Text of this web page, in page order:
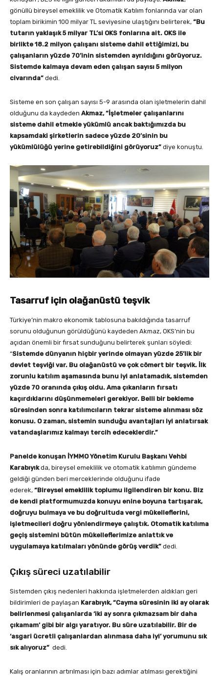
gönüllü bireysel emeklilik ve Otomatik Katılım fonlarında var olan
toplam birikimin 100 milyar TL seviyesine ulaştığını belirterek, “Bu
tutarın yaklaşık 5 milyar TL’si OKS fonlarına ait. OKS ile
birlikte 18.2 milyon çalışanı sisteme dahil ettiğimizi, bu
çalışanların yüzde 70’inin sistemden ayrıldığını görüyoruz.
Sistemde kalmaya devam eden çalışan sayısı 5 milyon
civarında” dedi.
Sisteme en son çalışan sayısı 5-9 arasında olan işletmelerin dahil
olduğunu da kaydeden Akmaz, “İşletmeler çalışanlarını
sisteme dahil etmekle yükümlü ancak baktığımızda bu
kapsamdaki şirketlerin sadece yüzde 20’sinin bu
yükümlülüğü yerine getirebildiğini görüyoruz” diye konuştu.
Tasarruf için olağanüstü teşvik
Türkiye’nin makro ekonomik tablosuna bakıldığında tasarruf
sorunu olduğunun görüldüğünü kaydeden Akmaz, OKS’nin bu
açıdan önemli bir fırsat sunduğunu belirterek şunları söyledi:
“Sistemde dünyanın hiçbir yerinde olmayan yüzde 25’lik bir
devlet teşviği var. Bu olağanüstü ve çok cömert bir teşvik. İlk
zorunlu katılım aşamasında bunu iyi anlatamadık, sistemden
yüzde 70 oranında çıkış oldu. Ama çıkanların fırsatı
kaçırdıklarını düşünmemeleri gerekiyor. Belli bir bekleme
süresinden sonra katılımcıların tekrar sisteme alınması söz
konusu. O zaman, sistemin sunduğu avantajları iyi anlatırsak
vatandaşlarımız kalmayı tercih edeceklerdir.”
Panelde konuşan İYMMO Yönetim Kurulu Başkanı Vehbi
Karabıyıkda, bireysel emeklilik ve otomatik katılımın gündeme
geldiği günden beri merceklerinde olduğunu ifade
ederek, “Bireysel emeklilik toplumu ilgilendiren bir konu. Biz
de kendi platformumuzda konuyu enine boyuna tartışarak,
doğruyu bulmaya ve bu doğrultuda vergi mükelleflerini,
işletmecileri doğru yönlendirmeye çalıştık. Otomatik katılıma
geçiş sistemini bütün mükelleflerimize anlattık ve
uygulamaya katılmaları yönünde görüş verdik” dedi.
Çıkış süreci uzatılabilir
Sistemden çıkış nedenleri hakkında işletmelerden aldıkları geri
bildirimleri de paylaşan Karabıyık, “Cayma süresinin iki ay olarak
belirlenmesi çalışanlarda ‘iki ay sonra çıkmazsam bir daha
çıkamam’ gibi bir algı yaratıyor. Bu süre uzatılabilir. Bir de
‘asgari ücretli çalışanlardan alınmasa daha iyi’ yorumunu sık
sık alıyoruz” dedi.
Kalış oranlarının artırılması için bazı adımlar atılması gerektiğini